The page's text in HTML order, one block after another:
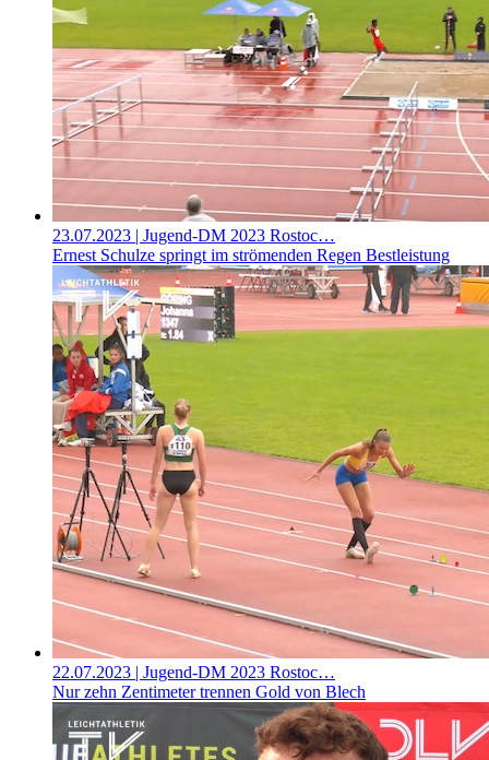
23.07.2023 | Jugend-DM 2023 Rostoc…
Ernest Schulze springt im strömenden Regen Bestleistung
22.07.2023 | Jugend-DM 2023 Rostoc…
Nur zehn Zentimeter trennen Gold von Blech